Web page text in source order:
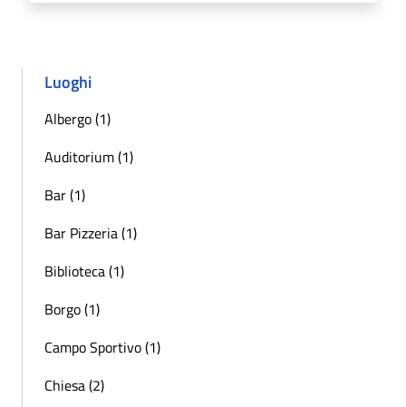
Luoghi
Albergo (1)
Auditorium (1)
Bar (1)
Bar Pizzeria (1)
Biblioteca (1)
Borgo (1)
Campo Sportivo (1)
Chiesa (2)